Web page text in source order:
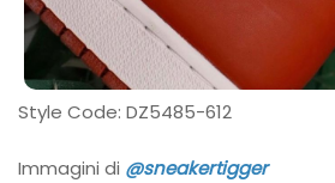
Style Code: DZ5485-612
Immagini di @sneakertigger